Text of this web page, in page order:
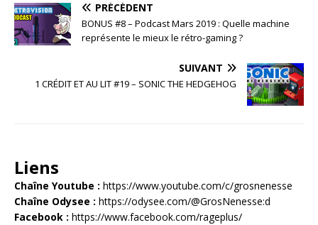
PRÉCÉDENT
BONUS #8 – Podcast Mars 2019 : Quelle machine
représente le mieux le rétro-gaming ?
SUIVANT
1 CRÉDIT ET AU LIT #19 – SONIC THE HEDGEHOG
Liens
Chaîne Youtube : https://www.youtube.com/c/grosnenesse
Chaîne Odysee : https://odysee.com/@GrosNenesse:d
Facebook : https://www.facebook.com/rageplus/